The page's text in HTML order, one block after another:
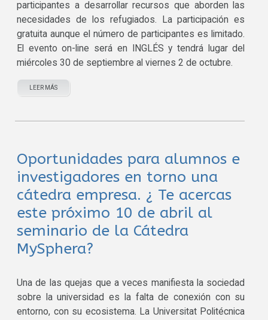
participantes a desarrollar recursos que aborden las
necesidades de los refugiados. La participación es
gratuita aunque el número de participantes es limitado.
El evento on-line será en INGLÉS y tendrá lugar del
miércoles 30 de septiembre al viernes 2 de octubre.
LEER MÁS
Oportunidades para alumnos e
investigadores en torno una
cátedra empresa. ¿ Te acercas
este próximo 10 de abril al
seminario de la Cátedra
MySphera?
Una de las quejas que a veces manifiesta la sociedad
sobre la universidad es la falta de conexión con su
entorno, con su ecosistema. La Universitat Politécnica